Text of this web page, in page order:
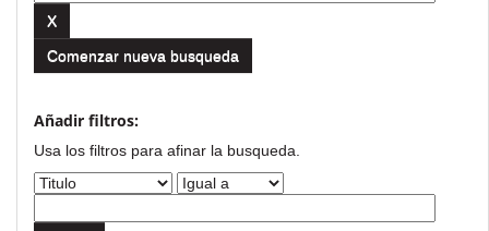
Comenzar nueva busqueda
Añadir filtros:
Usa los filtros para afinar la busqueda.